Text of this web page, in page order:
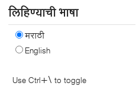
लिहिण्याची भाषा
मराठी
English
Use Ctrl+\ to toggle